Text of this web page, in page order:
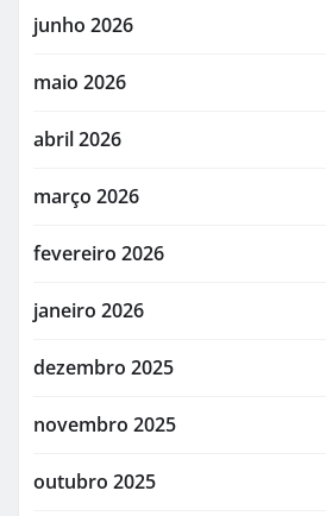
junho 2026
maio 2026
abril 2026
março 2026
fevereiro 2026
janeiro 2026
dezembro 2025
novembro 2025
outubro 2025